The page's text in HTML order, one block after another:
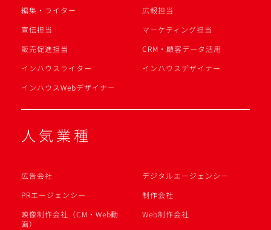
編集・ライター
広報担当
宣伝担当
マーケティング担当
販売促進担当
CRM・顧客データ活用
インハウスライター
インハウスデザイナー
インハウスWebデザイナー
人気業種
広告会社
デジタルエージェンシー
PRエージェンシー
制作会社
映像制作会社（CM・Web動
画）
Web制作会社